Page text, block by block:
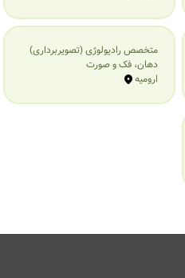
متخصص رادیولوژی (تصویربرداری)
دهان، فک و صورت
ارومیه